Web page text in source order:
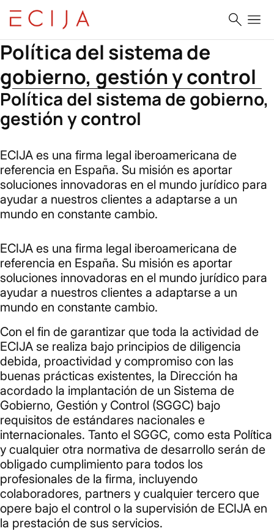
Saltar al contenido
Home Política del sistema de gobierno, gestión y control
Política del sistema de
gobierno, gestión y control
Política del sistema de gobierno,
gestión y control
ECIJA es una firma legal iberoamericana de
referencia en España. Su misión es aportar
soluciones innovadoras en el mundo jurídico para
ayudar a nuestros clientes a adaptarse a un
mundo en constante cambio.
ECIJA es una firma legal iberoamericana de
referencia en España. Su misión es aportar
soluciones innovadoras en el mundo jurídico para
ayudar a nuestros clientes a adaptarse a un
mundo en constante cambio.
Con el fin de garantizar que toda la actividad de
ECIJA se realiza bajo principios de diligencia
debida, proactividad y compromiso con las
buenas prácticas existentes, la Dirección ha
acordado la implantación de un Sistema de
Gobierno, Gestión y Control (SGGC) bajo
requisitos de estándares nacionales e
internacionales. Tanto el SGGC, como esta Política
y cualquier otra normativa de desarrollo serán de
obligado cumplimiento para todos los
profesionales de la firma, incluyendo
colaboradores, partners y cualquier tercero que
opere bajo el control o la supervisión de ECIJA en
la prestación de sus servicios.